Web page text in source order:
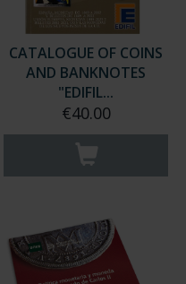
CATALOGUE OF COINS
AND BANKNOTES
"EDIFIL...
€40.00